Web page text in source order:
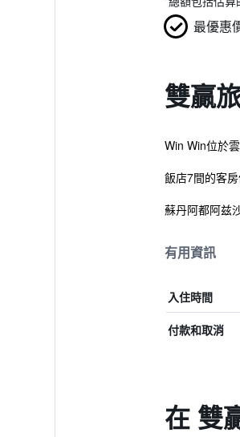
最優惠
雙贏
Win Win位於
飯店7間的客
蘇丹阿都阿兹
有用資訊
入住時間
付款和取消
在 雙